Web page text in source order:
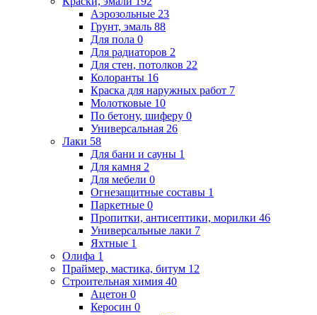
Аэрозольные 23
Грунт, эмаль 88
Для пола 0
Для радиаторов 2
Для стен, потолков 22
Колоранты 16
Краска для наружных работ 7
Молотковые 10
По бетону, шиферу 0
Универсальная 26
Лаки 58
Для бани и сауны 1
Для камня 2
Для мебели 0
Огнезащитные составы 1
Паркетные 0
Пропитки, антисептики, морилки 46
Универсальные лаки 7
Яхтные 1
Олифа 1
Праймер, мастика, битум 12
Строительная химия 40
Ацетон 0
Керосин 0